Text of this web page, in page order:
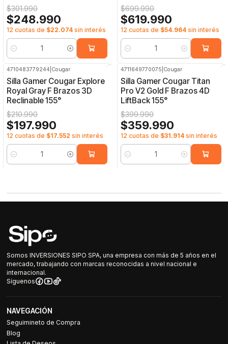
$301.990
$248.990
12 cuotas de $22.074 sin interés
Cantidad
$699.990
$619.990
12 cuotas de $54.964 sin interés
Cantidad
4710483779244 Cougar
Silla Gamer Cougar Explore
Royal Gray F Brazos 3D
Reclinable 155°
$210.990
$197.990
12 cuotas de $17.552 sin interés
Cantidad
4711649770075 Cougar
Silla Gamer Cougar Titan
Pro V2 Gold F Brazos 4D
LiftBack 155°
$399.990
$359.990
12 cuotas de $31.914 sin interés
Cantidad
Somos INVERSIONES SIPO SPA, una empresa con más de 5 años en el
mercado, trabajando con marcas reconocidas a nivel nacional e
internacional.
Síguenos
NAVEGACIÓN
Seguimineto de Compra
Blog